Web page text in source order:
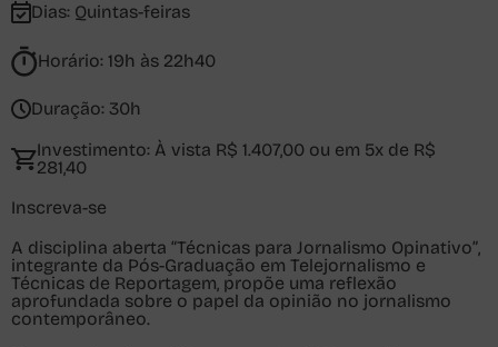
Dias: Quintas-feiras
Horário: 19h às 22h40
Duração: 30h
Investimento: À vista R$ 1.407,00 ou em 5x de R$
281,40
Inscreva-se
A disciplina aberta “Técnicas para Jornalismo Opinativo”,
integrante da Pós-Graduação em Telejornalismo e
Técnicas de Reportagem, propõe uma reflexão
aprofundada sobre o papel da opinião no jornalismo
contemporâneo.